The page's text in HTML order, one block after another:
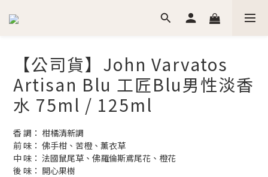
【公司貨】John Varvatos
Artisan Blu 工匠Blu男性淡香
水 75ml / 125ml
香 調： 柑橘清新調
前 味： 佛手柑、苦橙、薰衣草
中 味： 法國鼠尾草、佛羅倫斯鳶尾花、橙花
後 味： 開心果樹